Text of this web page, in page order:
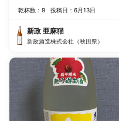
乾杯数：9 投稿日：6月13日
新政 亜麻猫
新政酒造株式会社（秋田県）